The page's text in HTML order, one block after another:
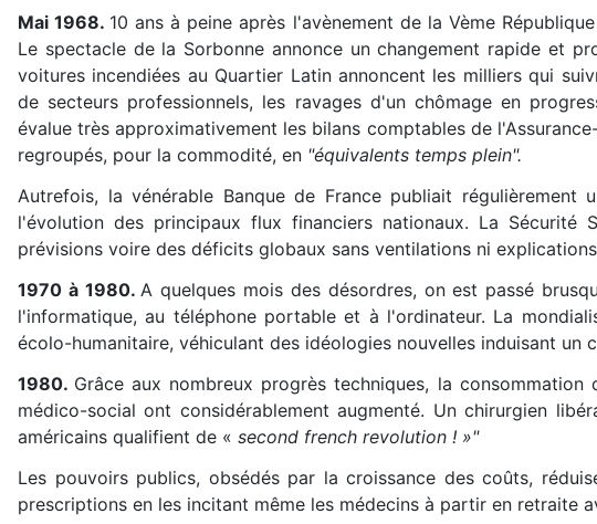
Mai 1968. 10 ans à peine après l'avènement de la Vème
Le spectacle de la Sorbonne annonce un changement rapide et
voitures incendiées au Quartier Latin annoncent les milliers qui
de secteurs professionnels, les ravages d'un chômage en
évalue très approximativement les bilans comptables de
regroupés, pour la commodité, en "équivalents temps plein".
Autrefois, la vénérable Banque de France publiait
l'évolution des principaux flux financiers nationaux. La
prévisions voire des déficits globaux sans ventilations ni
1970 à 1980. A quelques mois des désordres, on est passé
l'informatique, au téléphone portable et à l'ordinateur. La
écolo-humanitaire, véhiculant des idéologies nouvelles induisant un
1980. Grâce aux nombreux progrès techniques, la
médico-social ont considérablement augmenté. Un chirurgien
américains qualifient de « second french revolution ! »"
Les pouvoirs publics, obsédés par la croissance des coûts,
prescriptions en les incitant même les médecins à partir en retraite